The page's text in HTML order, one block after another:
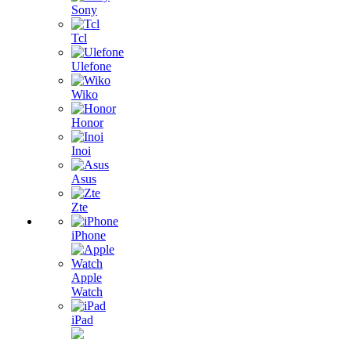
Sony
Tcl
Ulefone
Wiko
Honor
Inoi
Asus
Zte
iPhone
Apple
Watch
iPad